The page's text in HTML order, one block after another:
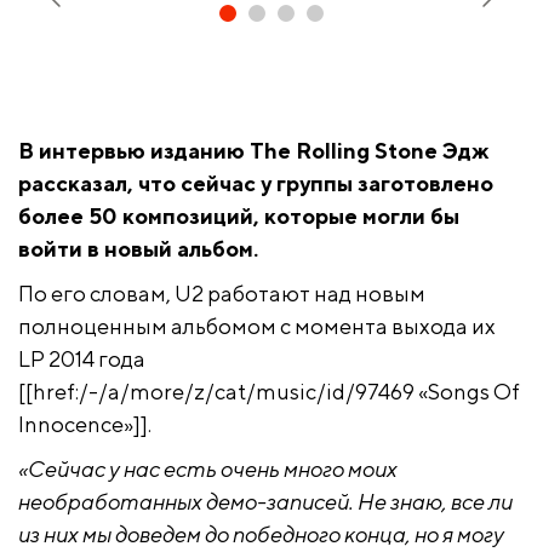
Боно
В интервью изданию The Rolling Stone Эдж
рассказал, что сейчас у группы заготовлено
более 50 композиций, которые могли бы
войти в новый альбом.
По его словам, U2 работают над новым
полноценным альбомом с момента выхода их
LP 2014 года
[[href:/-/a/more/z/cat/music/id/97469 «Songs Of
Innocence»]].
«Сейчас у нас есть очень много моих
необработанных демо-записей. Не знаю, все ли
из них мы доведем до победного конца, но я могу